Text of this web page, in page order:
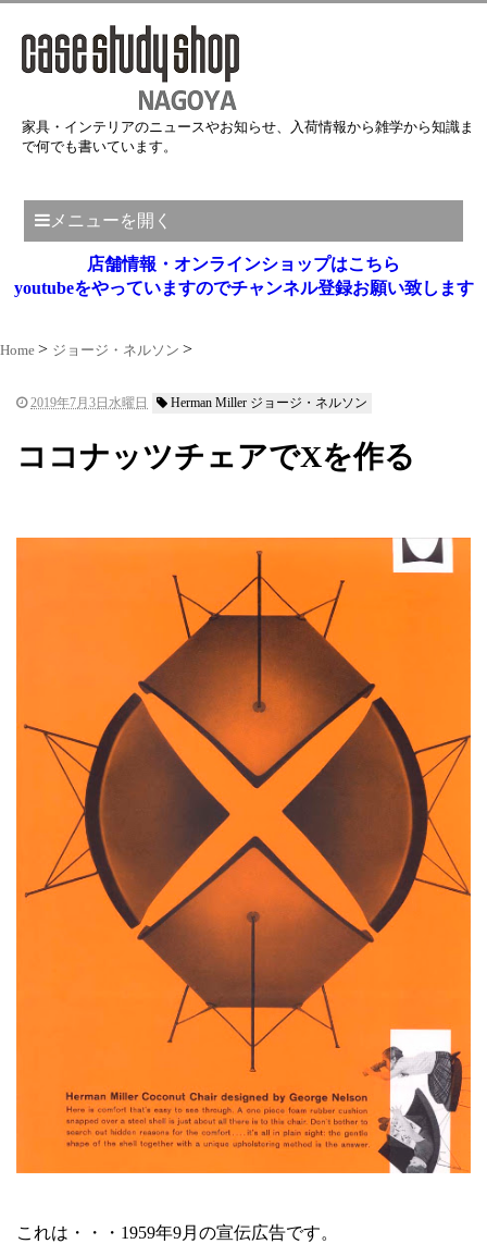
家具・インテリアのニュースやお知らせ、入荷情報から雑学から知識ま
で何でも書いています。
メニューを開く
店舗情報・オンラインショップはこちら
youtubeをやっていますのでチャンネル登録お願い致します
Home ジョージ・ネルソン
2019年7月3日水曜日 Herman Miller ジョージ・ネルソン
ココナッツチェアでXを作る
これは・・・1959年9月の宣伝広告です。